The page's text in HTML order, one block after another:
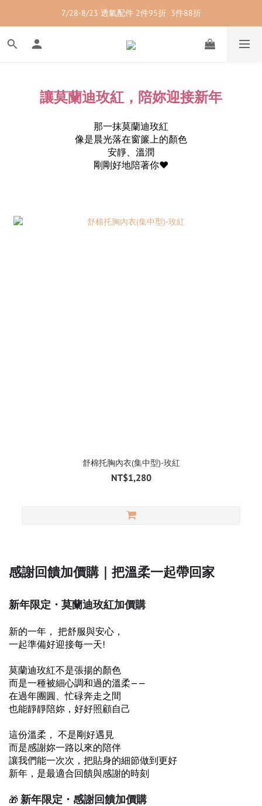
7/28-8/23 紳士內著 2件9折
7/28-8/23 透氣配件 2件95折  3件88折
7/28-8/23 紳士內著 2件9折
讓莫蘭迪玫紅，陪妳迎接新年
那一抹莫蘭迪玫紅
像是晨光落在窗簾上的顏色
安靜、溫潤
剛剛好地陪著你❤️
舒棉托胸內衣(集中型)-玫紅
NT$1,280
感謝回饋加價購｜把溫柔一起帶回家
新年限定・莫蘭迪玫紅加價購
新的一年， 把舒服與安心，
一起準備好迎接每一天!
莫蘭迪玫紅不是張揚的顏色
而是一種被細心調和過的溫柔——
在過年團圓、忙碌奔走之間
也能靜靜陪妳，好好照顧自己
這份溫柔， 不是剛好遇見
而是感謝妳一路以來的陪伴
讓我們能一次次，把貼身的細節做到更好
新年，是最適合回饋與感謝的時刻
🎁 新年限定・感謝回饋加價購